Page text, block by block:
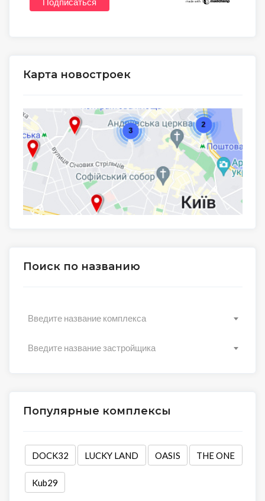
Карта новостроек
Поиск по названию
Введите название комплекса
Введите название застройщика
Популярные комплексы
DOCK32 LUCKY LAND OASIS THE ONE
Kub29